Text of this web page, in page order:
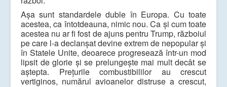
Așa sunt standardele duble în Europa. Cu toate
acestea, ca întotdeauna, nimic nou. Ca și cum toate
acestea nu ar fi fost de ajuns pentru Trump, războiul
pe care l-a declanșat devine extrem de nepopular și
în Statele Unite, deoarece progresează într-un mod
lipsit de glorie și se prelungește mai mult decât se
aștepta. Prețurile combustibililor au crescut
vertiginos, numărul avioanelor distruse a crescut,